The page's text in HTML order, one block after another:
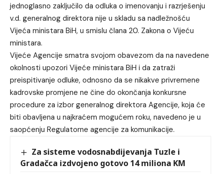
jednoglasno zaključilo da odluka o imenovanju i razrješenju
v.d. generalnog direktora nije u skladu sa nadležnošću
Vijeća ministara BiH, u smislu člana 20. Zakona o Vijeću
ministara.
Vijeće Agencije smatra svojom obavezom da na navedene
okolnosti upozori Vijeće ministara BiH i da zatraži
preispitivanje odluke, odnosno da se nikakve privremene
kadrovske promjene ne čine do okončanja konkursne
procedure za izbor generalnog direktora Agencije, koja će
biti obavljena u najkraćem mogućem roku, navedeno je u
saopćenju Regulatorne agencije za komunikacije.
Za sisteme vodosnabdijevanja Tuzle i
Gradačca izdvojeno gotovo 14 miliona KM